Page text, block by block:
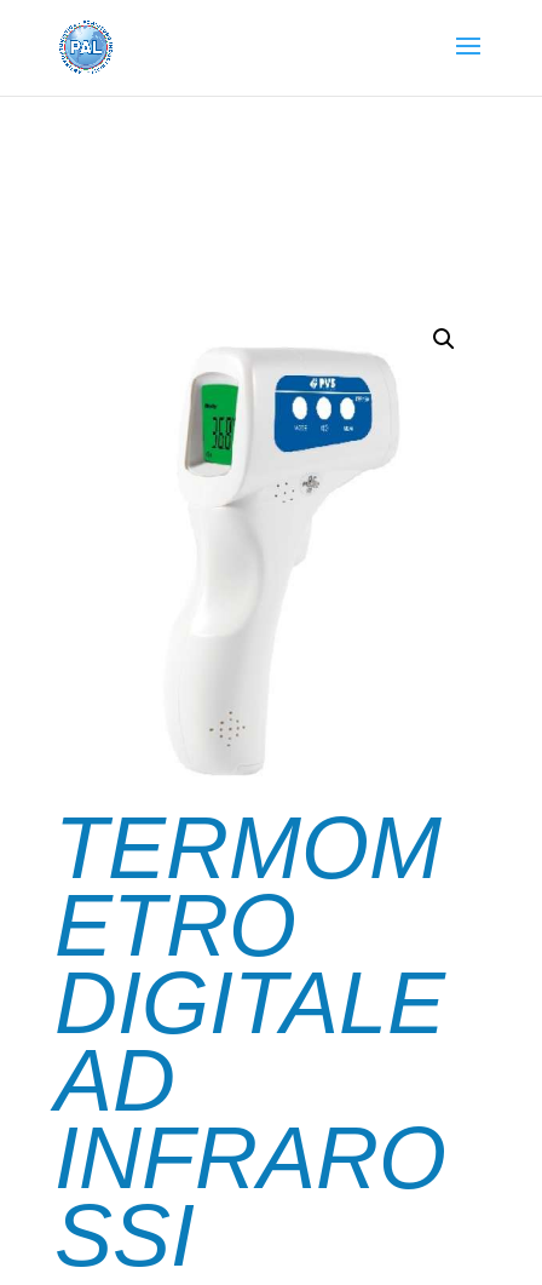
TERMOM
ETRO
DIGITALE
AD
INFRARO
SSI